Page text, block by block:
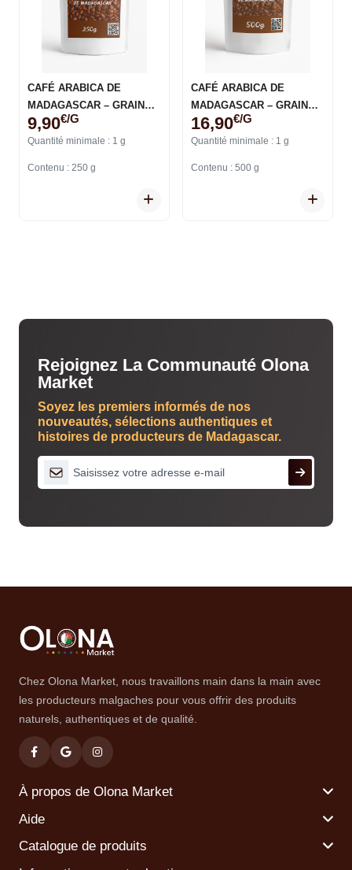
CAFÉ ARABICA DE
MADAGASCAR – GRAINS
TORRÉFIÉS
9,90€/g
Quantité minimale : 1 g
Contenu : 250 g
CAFÉ ARABICA DE
MADAGASCAR – GRAINS
TORRÉFIÉS
16,90€/g
Quantité minimale : 1 g
Contenu : 500 g
Rejoignez La Communauté Olona
Market
Soyez les premiers informés de nos
nouveautés, sélections authentiques et
histoires de producteurs de Madagascar.
Chez Olona Market, nous travaillons main dans la main avec
les producteurs malgaches pour vous offrir des produits
naturels, authentiques et de qualité.
À propos de Olona Market
Aide
Catalogue de produits